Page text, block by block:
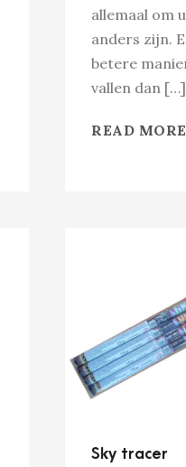
allemaal om
anders zijn.
betere
vallen dan […]
READ MORE
Sky tracer